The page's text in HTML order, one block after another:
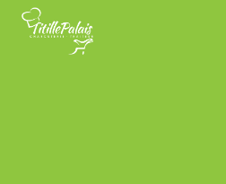
Panneau de gestion des cookies